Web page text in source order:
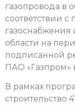
газопровода в
соответствии
области на
подписанной
ПАО «Газпром»
В рамках
строительство